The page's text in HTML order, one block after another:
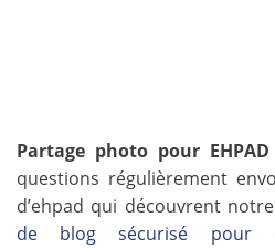
Partage photo pour EHPAD
questions régulièrement
d’ehpad qui découvrent
de blog sécurisé pour